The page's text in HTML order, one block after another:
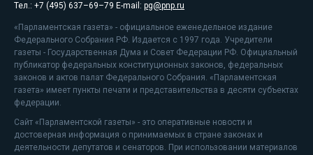
Тел.: +7 (495) 637–69–79 E-mail: pg@pnp.ru
«Парламентская газета» - официальное еженедельное издание
Федерального Собрания РФ. Издается с 1997 года. Учредители
газеты - Государственная Дума и Совет Федерации РФ. Официальный
публикатор федеральных конституционных законов, федеральных
законов и актов палат Федерального Собрания. «Парламентская
газета» имеет пункты печати и представительства в десяти субъектах
федерации.
Сайт «Парламентской газеты» - это оперативные новости и
достоверная информация о принимаемых в стране законах и
деятельности депутатов и сенаторов. При использовании материалов